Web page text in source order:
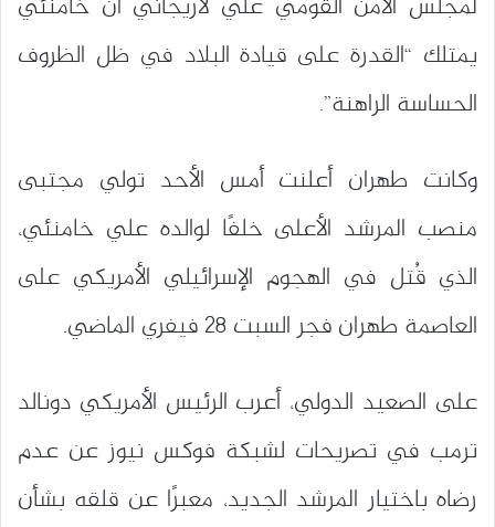
يمتلك “القدرة على قيادة البلاد في ظل الظروف
الحساسة الراهنة”.
وكانت طهران أعلنت أمس الأحد تولي مجتبى
منصب المرشد الأعلى خلفًا لوالده علي خامنئي،
الذي قُتل في الهجوم الإسرائيلي الأمريكي على
العاصمة طهران فجر السبت 28 فيفري الماضي.
على الصعيد الدولي، أعرب الرئيس الأمريكي دونالد
ترمب في تصريحات لشبكة فوكس نيوز عن عدم
رضاه باختيار المرشد الجديد، معبرًا عن قلقه بشأن